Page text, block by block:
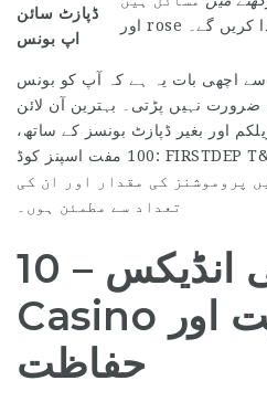
ڈپازٹ سائن
اپ بونس
اچھی بات یہ ہے کہ آپ کو بونس
نہیں پڑتی۔ بہترین آن لائن
اور بغیر ڈپازٹ بونسز کے ساتھ،
100 مفت اسپنز کوڈ: FIRSTDEP T&C applies . لیکن مجموعی
پروموشنز کی مقدار اور ان کی
تعداد سے مطمئن ہوں۔
سیفٹی انڈیکس – 10win
Casino کی شفافیت اور
حفاظت